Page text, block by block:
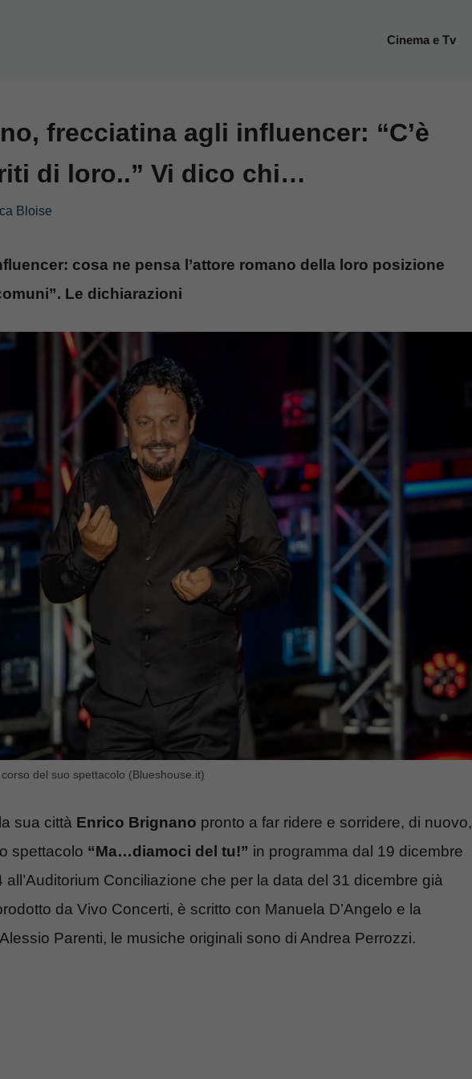
Cinema e Tv
frecciatina agli influencer: “C’è
di loro..” Vi dico chi…
Bloise
cosa ne pensa l’attore romano della loro posizione
Le dichiarazioni
del suo spettacolo (Blueshouse.it)
sua città Enrico Brignano pronto a far ridere e sorridere, di nuovo,
spettacolo “Ma…diamoci del tu!” in programma dal 19 dicembre
Conciliazione che per la data del 31 dicembre già
da Vivo Concerti, è scritto con Manuela D’Angelo e la
Parenti, le musiche originali sono di Andrea Perrozzi.